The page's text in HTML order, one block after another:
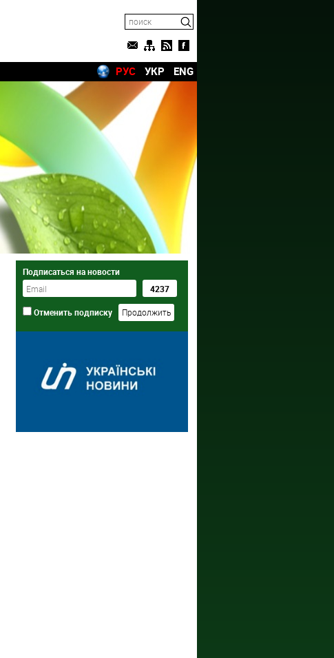
РУС УКР ENG
Подписаться на новости
Отменить подписку